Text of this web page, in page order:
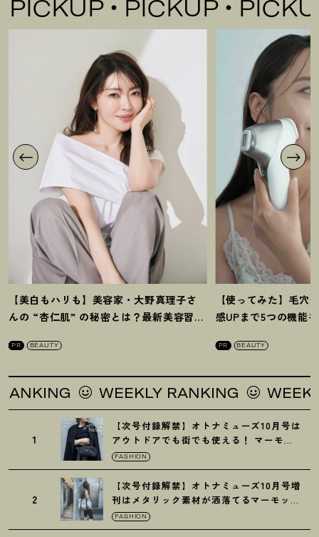
PICKUP PICKUP
【美白もハリも】美容家・大野真理子さ
んの “杏仁肌” の秘密とは ？ 最新美容習慣
PR BEAUTY
【使ってみた】毛穴
感UPまで5つの機能
PR BEAUTY
WEEKLY RANKING WEEKLY
1
【次号付録解禁】オトナミューズ10月号は
アウトドアでも街でも使える ！ マーモッ
トの黒ショルダー
FASHION
2
【次号付録解禁】オトナミューズ10月号増
刊はメタリック素材が洒落てるマーモット
の保冷バッグ
FASHION